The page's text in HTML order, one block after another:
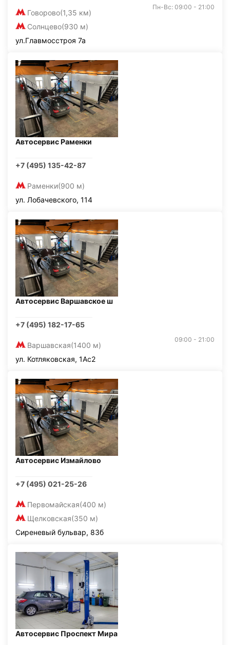
Говорово(1,35 км)
Солнцево(930 м)
Пн-Вс: 09:00 - 21:00
ул.Главмосстроя 7а
Автосервис Раменки
+7 (495) 135-42-87
Раменки(900 м)
ул. Лобачевского, 114
Автосервис Варшавское ш
+7 (495) 182-17-65
Варшавская(1400 м)
09:00 - 21:00
ул. Котляковская, 1Ас2
Автосервис Измайлово
+7 (495) 021-25-26
Первомайская(400 м)
Щелковская(350 м)
Сиреневый бульвар, 83б
Автосервис Проспект Мира